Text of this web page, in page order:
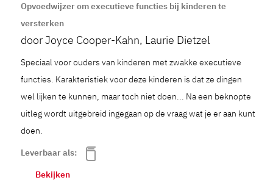
Opvoedwijzer om executieve functies bij kinderen te
versterken
door Joyce Cooper-Kahn, Laurie Dietzel
Speciaal voor ouders van kinderen met zwakke executieve
functies. Karakteristiek voor deze kinderen is dat ze dingen
wel lijken te kunnen, maar toch niet doen... Na een beknopte
uitleg wordt uitgebreid ingegaan op de vraag wat je er aan kunt
doen.
Leverbaar als:
Bekijken